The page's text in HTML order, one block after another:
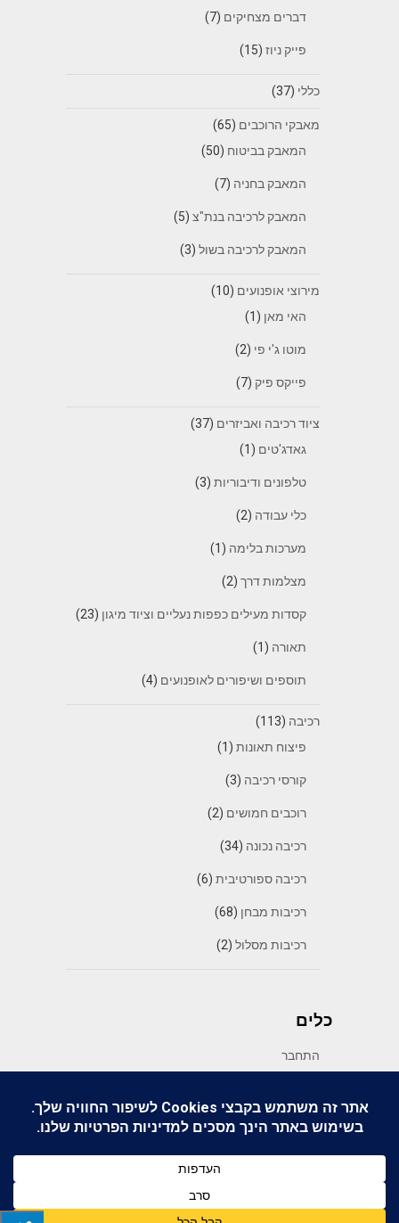
דברים מצחיקים (7)
פייק ניוז(15)
כללי (37)
מאבקי הרוכבים (65)
המאבק בביטוח (50)
המאבק בחניה (7)
המאבק לרכיבה בנת"צ(5)
המאבק לרכיבה בשול(3)
מירוצי אופנועים (10)
האי מאן (1)
מוטו ג'י פי (2)
פייקס פיק (7)
ציוד רכיבה ואביזרים (37)
גאדג'טים (1)
טלפונים ודיבוריות(3)
כלי עבודה (2)
מערכות בלימה (1)
מצלמות דרך(2)
קסדות מעילים כפפות נעליים וציוד מיגון (23)
תאורה (1)
תוספים ושיפורים לאופנועים (4)
רכיבה (113)
פיצוח תאונות(1)
קורסי רכיבה (3)
רוכבים חמושים (2)
רכיבה נכונה (34)
רכיבה ספורטיבית(6)
רכיבות מבחן (68)
רכיבות מסלול(2)
כלים
התחבר
פיד תגובות
WordPress.org